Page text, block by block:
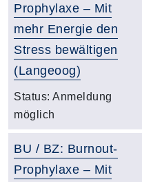
Prophylaxe – Mit
mehr Energie den
Stress bewältigen
(Langeoog)
Status: Anmeldung
möglich
BU / BZ: Burnout-
Prophylaxe – Mit